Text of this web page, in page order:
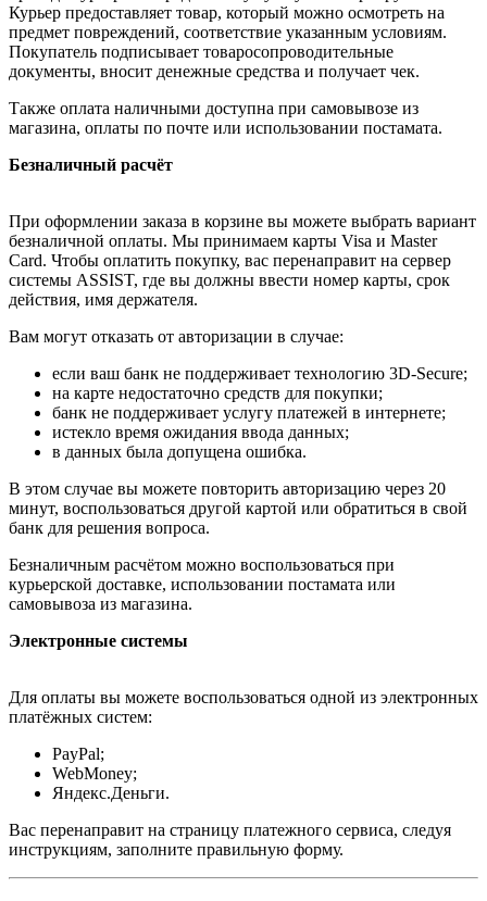
Курьер предоставляет товар, который можно осмотреть на
предмет повреждений, соответствие указанным условиям.
Покупатель подписывает товаросопроводительные
документы, вносит денежные средства и получает чек.
Также оплата наличными доступна при самовывозе из
магазина, оплаты по почте или использовании постамата.
Безналичный расчёт
При оформлении заказа в корзине вы можете выбрать вариант
безналичной оплаты. Мы принимаем карты Visa и Master
Card. Чтобы оплатить покупку, вас перенаправит на сервер
системы ASSIST, где вы должны ввести номер карты, срок
действия, имя держателя.
Вам могут отказать от авторизации в случае:
если ваш банк не поддерживает технологию 3D-Secure;
на карте недостаточно средств для покупки;
банк не поддерживает услугу платежей в интернете;
истекло время ожидания ввода данных;
в данных была допущена ошибка.
В этом случае вы можете повторить авторизацию через 20
минут, воспользоваться другой картой или обратиться в свой
банк для решения вопроса.
Безналичным расчётом можно воспользоваться при
курьерской доставке, использовании постамата или
самовывоза из магазина.
Электронные системы
Для оплаты вы можете воспользоваться одной из электронных
платёжных систем:
PayPal;
WebMoney;
Яндекс.Деньги.
Вас перенаправит на страницу платежного сервиса, следуя
инструкциям, заполните правильную форму.